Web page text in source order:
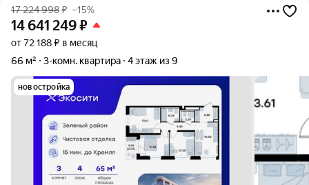
17 224 998₽ –15%
14 641 249₽
от 72 188 ₽ в месяц
66 м²
3-комн. квартира 4 этаж из 9
новостройка